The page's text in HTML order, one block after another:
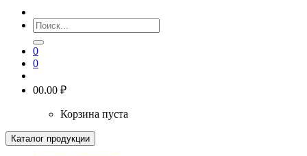
0
0
00.00 ₽
Корзина пуста
Каталог продукции